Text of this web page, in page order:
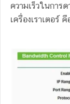
ความเร็วในการ
เครื่องเราเตอร์ คื